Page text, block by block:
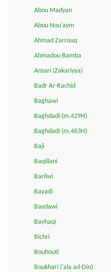
Abou Madyan
Abou Nou'aym
Ahmad Zarrouq
Ahmadou Bamba
Ansari (Zakariyya)
Badr Ar-Rachid
Baghawi
Baghdadi (m.429H)
Baghdadi (m.463H)
Baji
Baqillani
Barilwi
Bayadi
Baydawi
Bayhaqi
Bichri
Bouhouti
Boukhari ('ala ad-Din)